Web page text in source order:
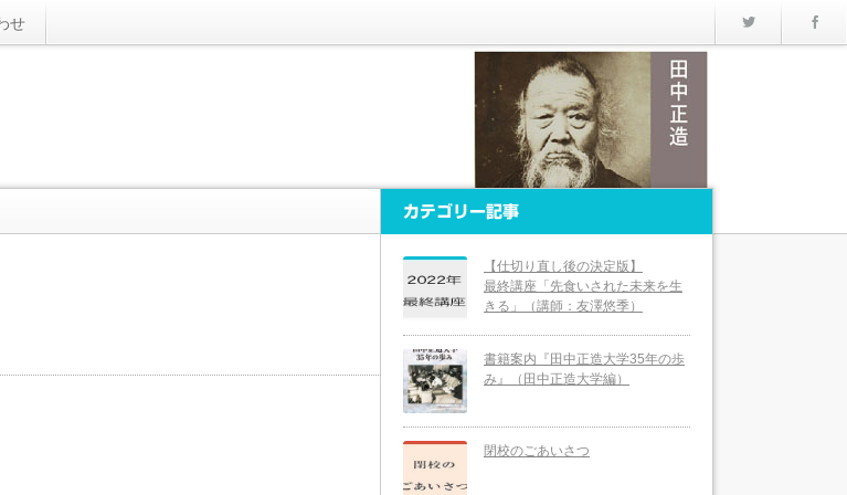
せ
カテゴリー記事
【仕切り直し後の決定版】
最終講座「先食いされた未来を生
きる」（講師：友澤悠季）
書籍案内『田中正造大学35年の歩
み』（田中正造大学編）
閉校のごあいさつ